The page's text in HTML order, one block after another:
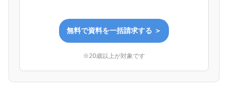
無料で資料を一括請求する ＞
※20歳以上が対象です